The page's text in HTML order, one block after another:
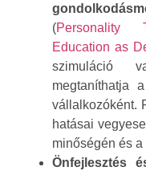
(Personality
Education as
szimuláció
megtaníthatja
vállalkozóként.
hatásai
minőségén és
Önfejlesztés